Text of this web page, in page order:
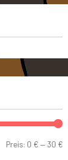
Preis: 0 €—30 €